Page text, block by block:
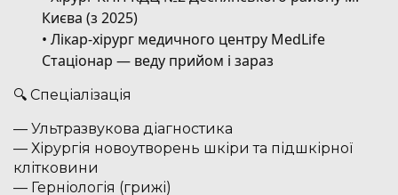
Києва (з 2025)
• Лікар-хірург медичного центру MedLife
Стаціонар — веду прийом і зараз
🔍 Спеціалізація
— Ультразвукова діагностика
— Хірургія новоутворень шкіри та підшкірної
клітковини
— Герніологія (грижі)